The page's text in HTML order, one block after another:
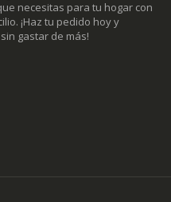
necesitas para tu hogar con
¡Haz tu pedido hoy y
gastar de más!